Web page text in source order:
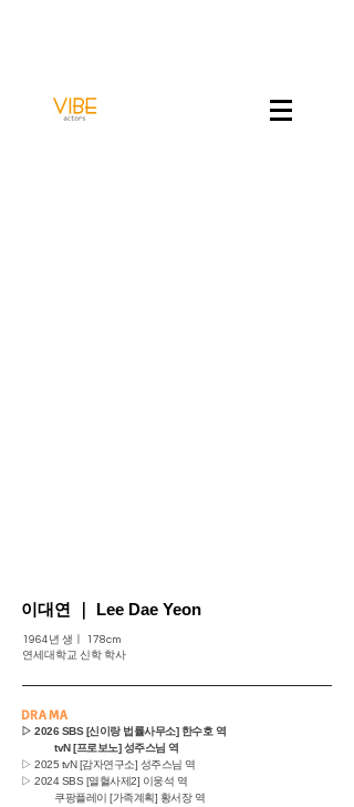
이대연 ｜ Lee Dae Yeon
1964년 생ㅣ 178cm
연세대학교 신학 학사
DRAMA
▷ 2026SBS [신이랑 법률사무소] 한수호 역
tvN [프로보노] 성주스님 역
▷ 2025 tvN [감자연구소] 성주스님 역
▷ 2024 SBS [열혈사제2] 이웅석 역
쿠팡플레이 [가족계획] 황서장 역